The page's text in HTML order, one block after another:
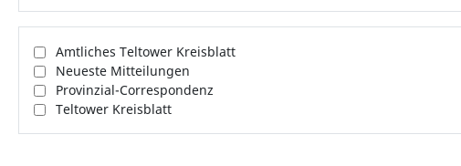
Amtliches Teltower Kreisblatt
Neueste Mitteilungen
Provinzial-Correspondenz
Teltower Kreisblatt